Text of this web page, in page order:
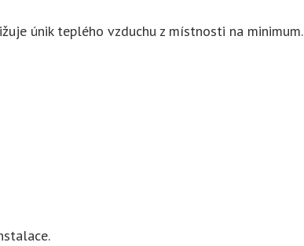
únik teplého vzduchu z místnosti na minimum.